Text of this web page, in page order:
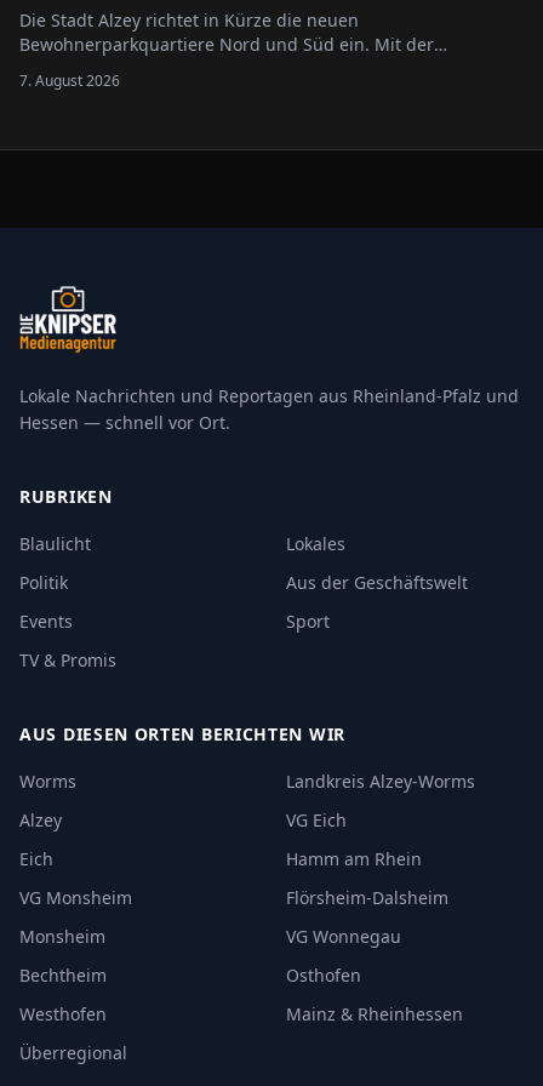
Die Stadt Alzey richtet in Kürze die neuen
Bewohnerparkquartiere Nord und Süd ein. Mit der
die Regelungen übersichtlicher gestaltet und an die
7. August 2026
Lokale Nachrichten und Reportagen aus Rheinland-Pfalz und
Hessen — schnell vor Ort.
RUBRIKEN
Blaulicht
Lokales
Politik
Aus der Geschäftswelt
Events
Sport
TV & Promis
AUS DIESEN ORTEN BERICHTEN WIR
Worms
Landkreis Alzey-Worms
Alzey
VG Eich
Eich
Hamm am Rhein
VG Monsheim
Flörsheim-Dalsheim
Monsheim
VG Wonnegau
Bechtheim
Osthofen
Westhofen
Mainz & Rheinhessen
Überregional